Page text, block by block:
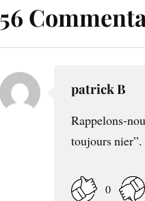
56
patrick B
Rappelons-
toujours nier”.
0